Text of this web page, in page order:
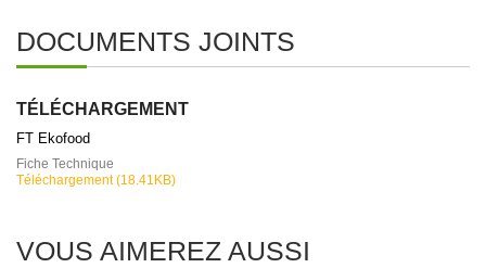
DOCUMENTS JOINTS
TÉLÉCHARGEMENT
FT Ekofood
Fiche Technique
Téléchargement (18.41KB)
VOUS AIMEREZ AUSSI